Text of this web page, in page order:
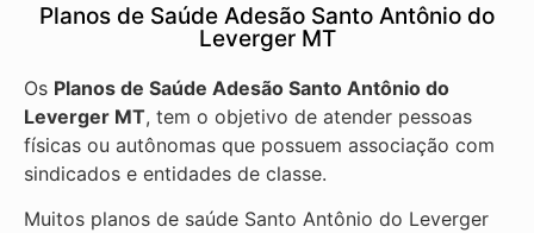
Planos de Saúde Adesão Santo Antônio do
Leverger MT
Os Planos de Saúde Adesão Santo Antônio do
Leverger MT, tem o objetivo de atender pessoas
físicas ou autônomas que possuem associação com
sindicados e entidades de classe.
Muitos planos de saúde Santo Antônio do Leverger